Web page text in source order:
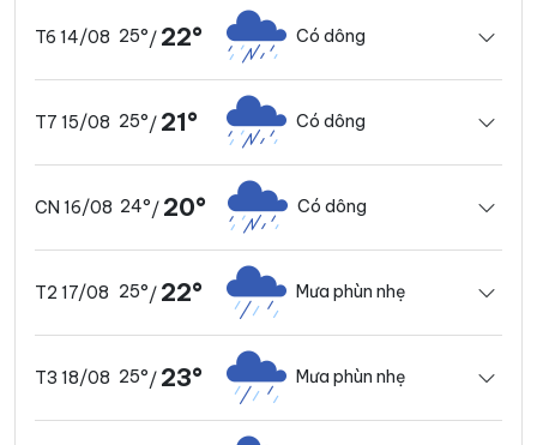
T6 14/08 25°/ 22° Có dông
T7 15/08 25°/ 21° Có dông
CN 16/08 24°/ 20° Có dông
T2 17/08 25°/ 22° Mưa phùn nhẹ
T3 18/08 25°/ 23° Mưa phùn nhẹ